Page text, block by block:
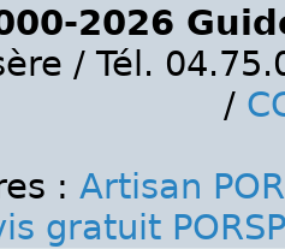
2026
/ Tél.
/
: Artisan
gratuit